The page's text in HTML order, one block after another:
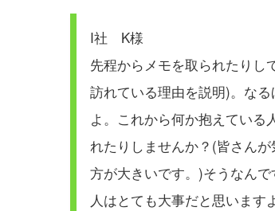
I社 K様
先程からメモを取られたりし
訪れている理由を説明)。な
よ。これから何か抱えている
れたりしませんか？(皆さん
方が大きいです。)そうなん
人はとても大事だと思います